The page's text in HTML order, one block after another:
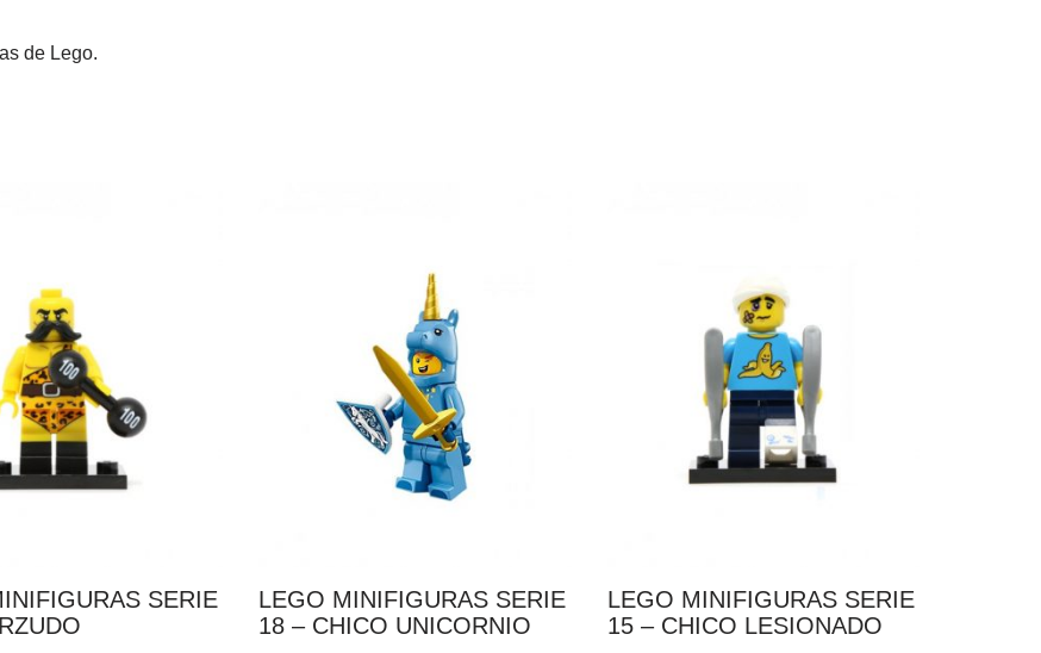
de Lego.
SERIE
LEGO MINIFIGURAS SERIE
18 – CHICO UNICORNIO
LEGO MINIFIGURAS SERIE
15 – CHICO LESIONADO